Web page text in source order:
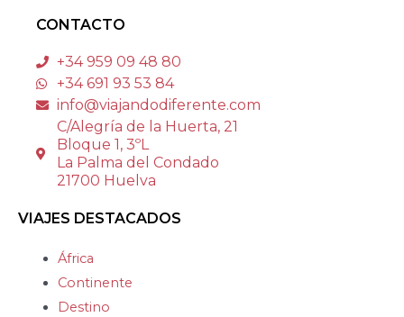
CONTACTO
+34 959 09 48 80
+34 691 93 53 84
info@viajandodiferente.com
C/Alegría de la Huerta, 21
Bloque 1, 3ºL
La Palma del Condado
21700 Huelva
VIAJES DESTACADOS
África
Continente
Destino